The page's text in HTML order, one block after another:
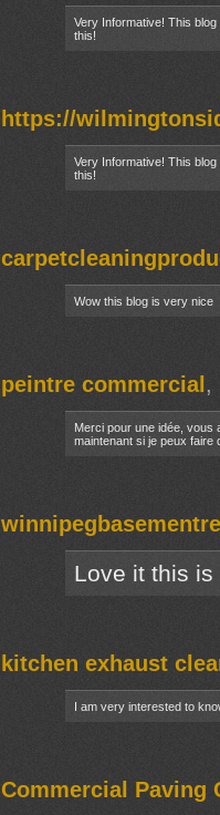
Very Informative! This
this!
https://
Very Informative! This
this!
Wow this blog is very nice
peintre commercial ,
Merci pour une idée, vous
maintenant si je peux faire
Love it this
kitchen exhaust
I am very interested to
Commercial Paving